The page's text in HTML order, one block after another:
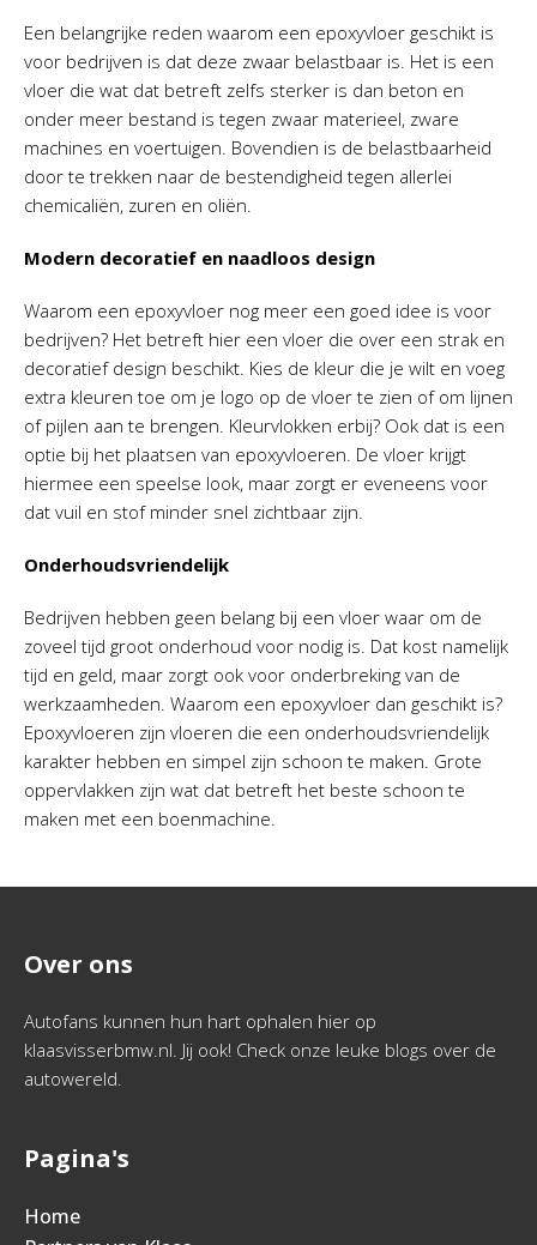
Een belangrijke reden waarom een epoxyvloer geschikt is
voor bedrijven is dat deze zwaar belastbaar is. Het is een
vloer die wat dat betreft zelfs sterker is dan beton en
onder meer bestand is tegen zwaar materieel, zware
machines en voertuigen. Bovendien is de belastbaarheid
door te trekken naar de bestendigheid tegen allerlei
chemicaliën, zuren en oliën.
Modern decoratief en naadloos design
Waarom een epoxyvloer nog meer een goed idee is voor
bedrijven? Het betreft hier een vloer die over een strak en
decoratief design beschikt. Kies de kleur die je wilt en voeg
extra kleuren toe om je logo op de vloer te zien of om lijnen
of pijlen aan te brengen. Kleurvlokken erbij? Ook dat is een
optie bij het plaatsen van epoxyvloeren. De vloer krijgt
hiermee een speelse look, maar zorgt er eveneens voor
dat vuil en stof minder snel zichtbaar zijn.
Onderhoudsvriendelijk
Bedrijven hebben geen belang bij een vloer waar om de
zoveel tijd groot onderhoud voor nodig is. Dat kost namelijk
tijd en geld, maar zorgt ook voor onderbreking van de
werkzaamheden. Waarom een epoxyvloer dan geschikt is?
Epoxyvloeren zijn vloeren die een onderhoudsvriendelijk
karakter hebben en simpel zijn schoon te maken. Grote
oppervlakken zijn wat dat betreft het beste schoon te
maken met een boenmachine.
Over ons
Autofans kunnen hun hart ophalen hier op
klaasvisserbmw.nl. Jij ook! Check onze leuke blogs over de
autowereld.
Pagina's
Home